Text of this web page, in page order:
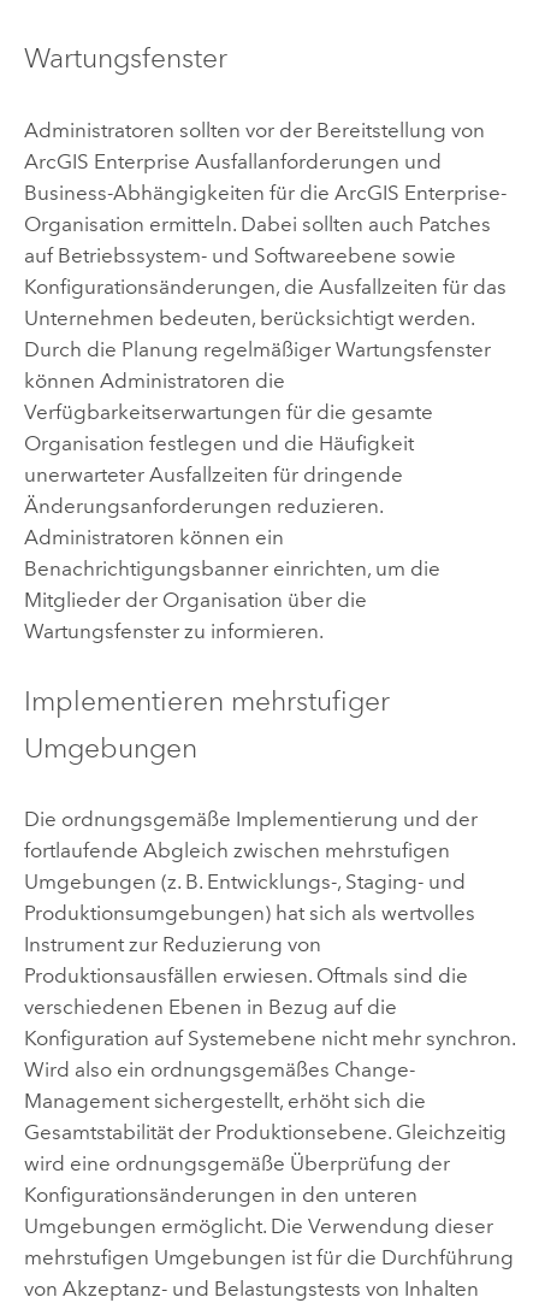
Wartungsfenster
Administratoren sollten vor der Bereitstellung von
ArcGIS Enterprise Ausfallanforderungen und
Business-Abhängigkeiten für die ArcGIS Enterprise-
Organisation ermitteln. Dabei sollten auch Patches
auf Betriebssystem- und Softwareebene sowie
Konfigurationsänderungen, die Ausfallzeiten für das
Unternehmen bedeuten, berücksichtigt werden.
Durch die Planung regelmäßiger Wartungsfenster
können Administratoren die
Verfügbarkeitserwartungen für die gesamte
Organisation festlegen und die Häufigkeit
unerwarteter Ausfallzeiten für dringende
Änderungsanforderungen reduzieren.
Administratoren können ein
Benachrichtigungsbanner einrichten, um die
Mitglieder der Organisation über die
Wartungsfenster zu informieren.
Implementieren mehrstufiger
Umgebungen
Die ordnungsgemäße Implementierung und der
fortlaufende Abgleich zwischen mehrstufigen
Umgebungen (z. B. Entwicklungs-, Staging- und
Produktionsumgebungen) hat sich als wertvolles
Instrument zur Reduzierung von
Produktionsausfällen erwiesen. Oftmals sind die
verschiedenen Ebenen in Bezug auf die
Konfiguration auf Systemebene nicht mehr synchron.
Wird also ein ordnungsgemäßes Change-
Management sichergestellt, erhöht sich die
Gesamtstabilität der Produktionsebene. Gleichzeitig
wird eine ordnungsgemäße Überprüfung der
Konfigurationsänderungen in den unteren
Umgebungen ermöglicht. Die Verwendung dieser
mehrstufigen Umgebungen ist für die Durchführung
von Akzeptanz- und Belastungstests von Inhalten